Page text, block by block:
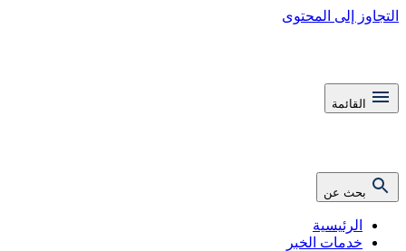
التجاوز إلى المحتوى
القائمة
بحث عن
الرئيسية
خدمات الخبر